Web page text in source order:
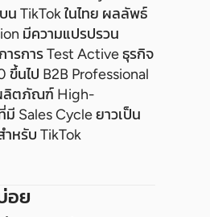
น TikTok ในไทย ผลลัพธ์
มีความแปรปรวน
ารการ Test Active ธุรกิจ
ขึ้นไป B2B Professional
ลิตภัณฑ์ High-
Sales Cycle ยาวเป็น
หรับ TikTok
อย